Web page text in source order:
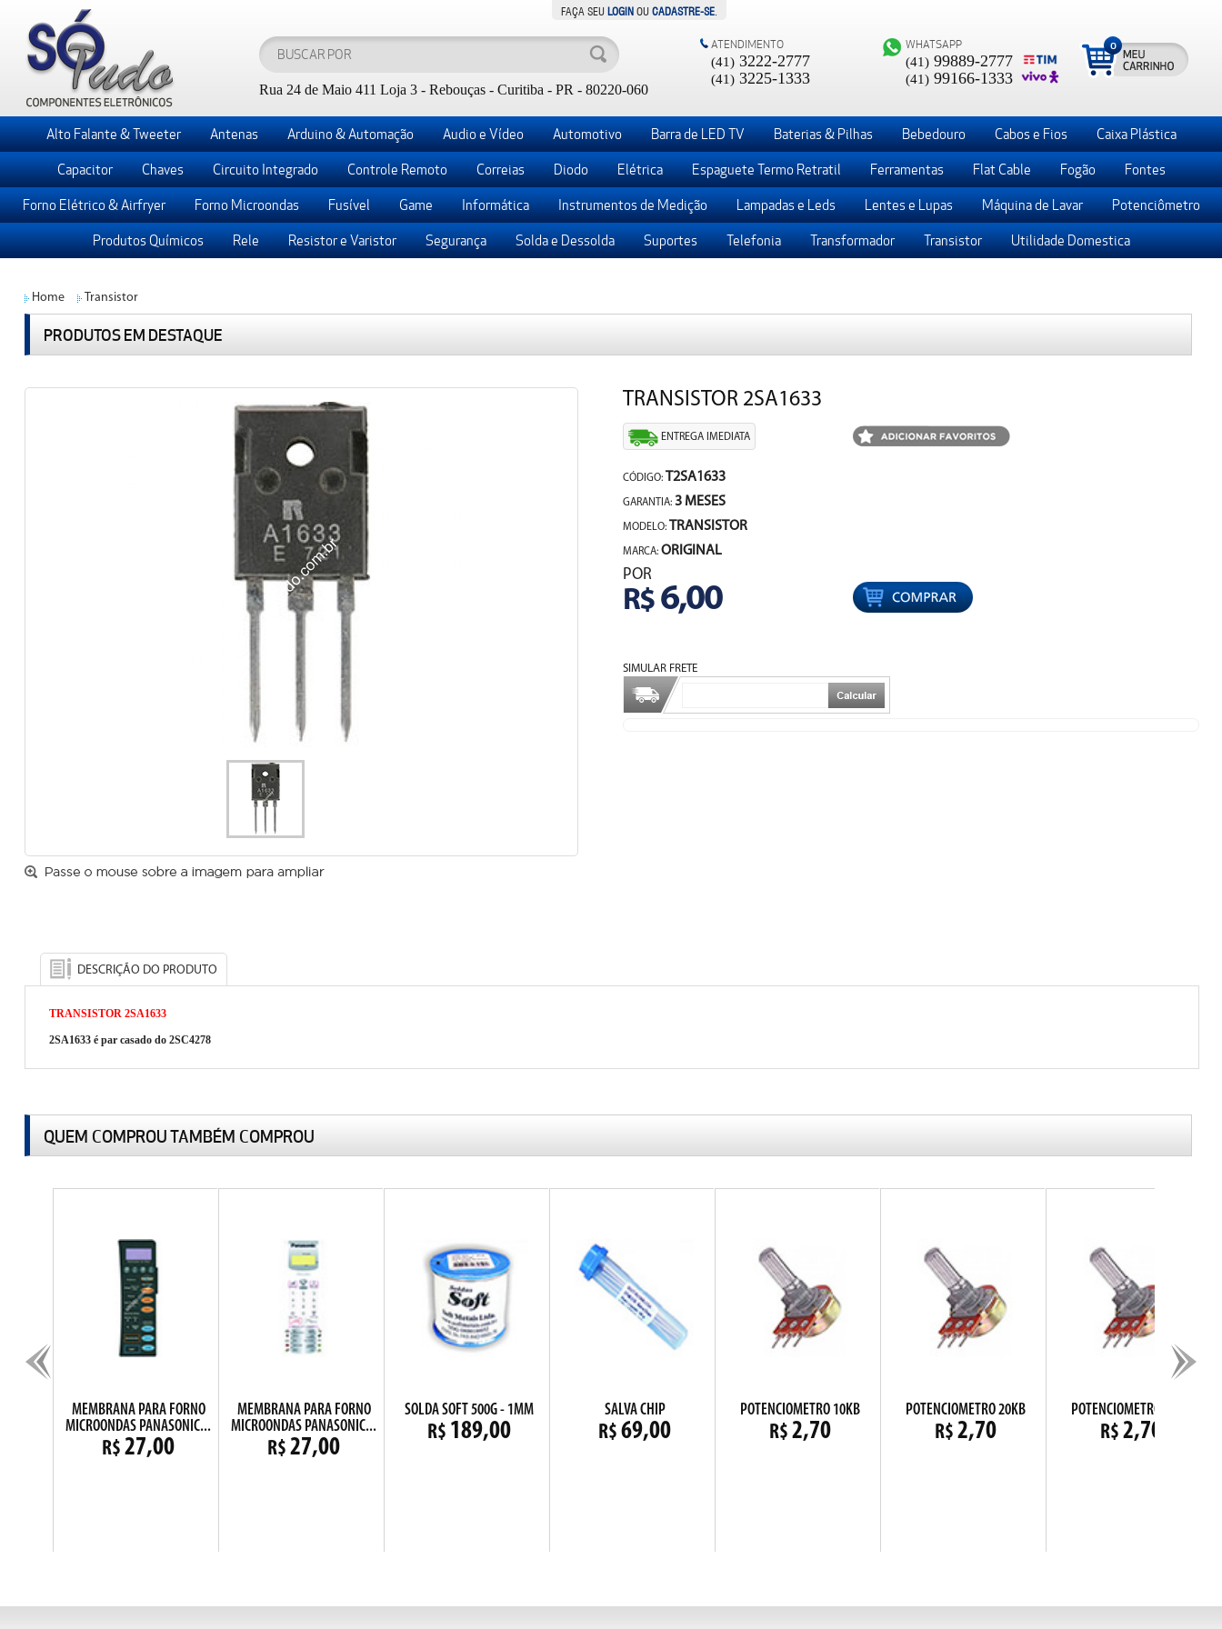
FAÇA SEU LOGIN OUCADASTRE-SE
Rua 24 de Maio 411 Loja 3 - Rebouças - Curitiba - PR - 80220-060
ATENDIMENTO
(41) 3222-2777
(41) 3225-1333
WHATSAPP
(41) 99889-2777
(41) 99166-1333
0
Alto Falante & Tweeter Antenas Arduino & Automação Audio e Vídeo Automotivo Barra de LED TV Baterias & Pilhas Bebedouro Cabos e Fios Caixa Plástica
Capacitor Chaves Circuito Integrado Controle Remoto Correias Diodo Elétrica Espaguete Termo Retratil Ferramentas Flat Cable Fogão Fontes
Forno Elétrico & Airfryer Forno Microondas Fusível Game Informática Instrumentos de Medição Lampadas e Leds Lentes e Lupas Máquina de Lavar Potenciômetro
Produtos Químicos Rele Resistor e Varistor Segurança Solda e Dessolda Suportes Telefonia Transformador Transistor Utilidade Domestica
Home Transistor
PRODUTOS EM DESTAQUE
TRANSISTOR 2SA1633
ENTREGA IMEDIATA
CÓDIGO: T2SA1633
GARANTIA: 3 MESES
MODELO: TRANSISTOR
MARCA: ORIGINAL
POR
R$6,00
SIMULAR FRETE
DESCRIÇÃO DO PRODUTO
TRANSISTOR 2SA1633
2SA1633 é par casado do 2SC4278
QUEM COMPROU TAMBÉM COMPROU
MEMBRANA PARA FORNO
MICROONDAS PANASONIC...
R$ 27,00
MEMBRANA PARA FORNO
MICROONDAS PANASONIC...
R$ 27,00
SOLDA SOFT 500G - 1MM
R$ 189,00
SALVA CHIP
R$ 69,00
POTENCIOMETRO 10KB
R$ 2,70
POTENCIOMETRO 20KB
R$ 2,70
POTENCIOMETRO 50KB
R$ 2,70